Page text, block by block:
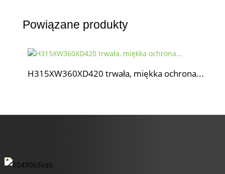
Powiązane produkty
H315XW360XD420 trwała, miękka ochrona...